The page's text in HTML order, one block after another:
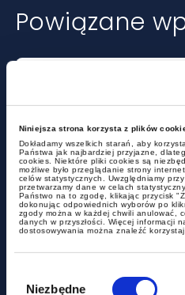
Niniejsza strona korzysta z plików
Dokładamy wszelkich starań, aby
Państwa jak najbardziej przyjazne,
cookies. Niektóre pliki cookies są
możliwe było przeglądanie strony
celów statystycznych. Uwzględniamy
przetwarzamy dane w celach
Państwo na to zgodę, klikając przycisk
dokonując odpowiednich wyborów po
zgody można w każdej chwili anulować,
danych w przyszłości. Więcej informacji
dostosowywania można znaleźć
zgody
Niezbędne
Powiązane
aktualności
Chambers High
2017